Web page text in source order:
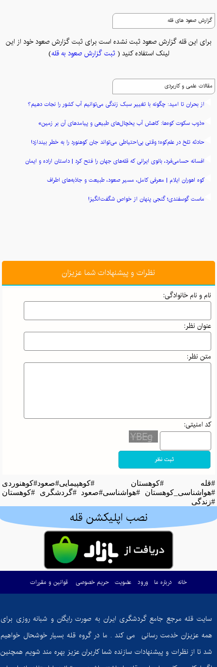
گزارش صعود های قله
برای این قله گزارش صعود ثبت نشده است برای ثبت گزارش صعود خود از این
لینک استفاده کنید (
ثبت گزارش صعود به قله)
مقالات علمی و کاربردی
از بحران تا امید: چگونه با تغییر سبک زندگی می‌توانیم آب کشور را نجات دهیم؟
«ذوب سکوت کوه‌ها: کاهش آب یخچال‌های طبیعی و پیامدهای آن بر زمین»
حادثه تلخ در علم‌کوه؛ وقتی بی‌احتیاطی می‌تواند جان کوهنورد را به خطر بیندازد!
افسانه حسامی‌فرد، بانوی ایرانی که قله‌های جهان را فتح کرد | داستان اراده و ایمان
کوه اهوران ایلام | معرفی کامل، مسیر صعود، طبیعت و جاذبه‌های اطراف
ماست گوسفندی؛ گنجی پنهان از خواص شگفت‌انگیز!
نظرات و پیشنهادات شما عزیزان
نام و نام خانوادگی:
عنوان نظر:
متن نظر:
کد امنیتی:
#قله #کوهستان #کوهپیمایی#صعود#کوهنوردی
#هواشناسی_کوهستان #هواشناسی#صعود #گردشگری #کوهستان
#زندگی
نصب اپلیکشن قله
خانه درباره ما ورود عضویت حریم خصوصی قوانین و مقررات
سایت قله مرجع جامع گردشگری ایران به صورت رایگان و شبانه روزی برای
همه عزیزان خدمت رسانی می کند . ما در گروه قله بسیار خوشحال خواهیم
شد تا از نظرات و پیشنهادات سازنده شما کاربران عزیز بهره مند شویم همچنین